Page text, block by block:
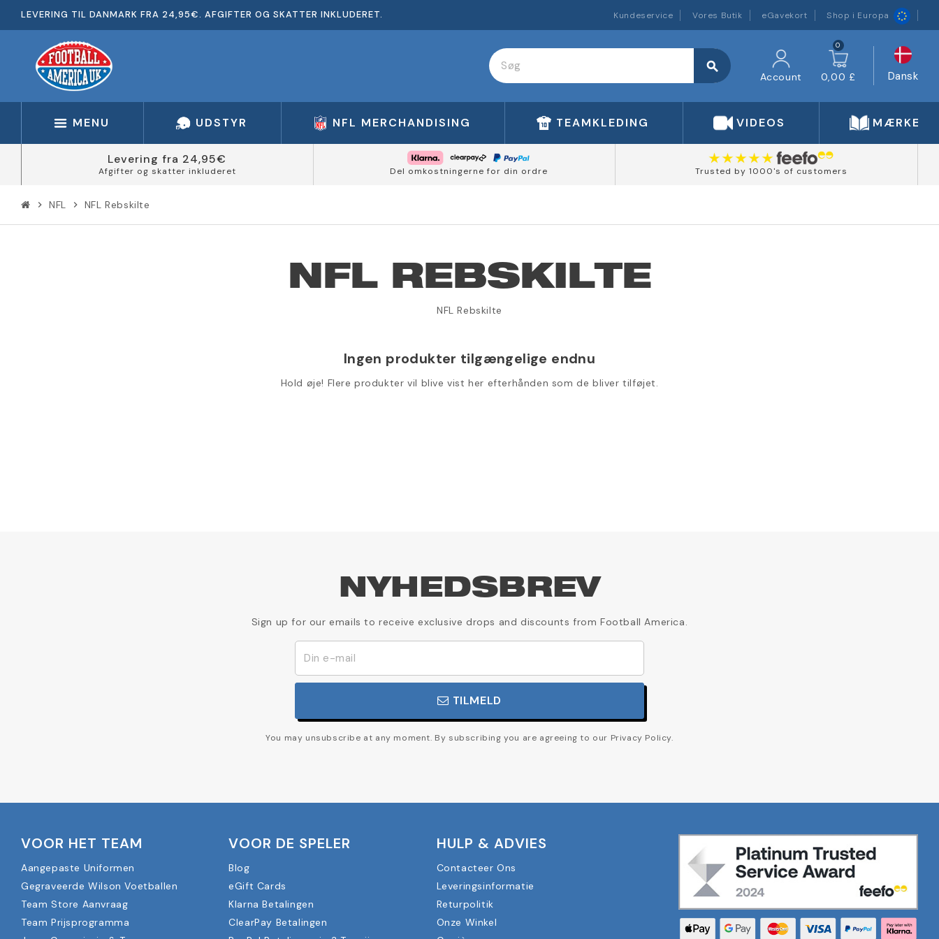
LEVERING TIL DANMARK FRA 24,95€. AFGIFTER OG SKATTER INKLUDERET. Kundeservice Vores Butik eGavekort Shop i Europa
search
Account
0
0,00 £ Dansk
MENU UDSTYR NFL MERCHANDISING TEAMKLEDING VIDEOS MÆRKER
Levering fra 24,95€
Afgifter og skatter inkluderet Del omkostningerne for din ordre Trusted by 1000's of customers
chevron_right NFL chevron_right NFL Rebskilte
NFL REBSKILTE
NFL Rebskilte
Ingen produkter tilgængelige endnu
Hold øje! Flere produkter vil blive vist her efterhånden som de bliver tilføjet.
NYHEDSBREV
Sign up for our emails to receive exclusive drops and discounts from Football America.
TILMELD
You may unsubscribe at any moment. By subscribing you are agreeing to our Privacy Policy.
VOOR HET TEAM
Aangepaste Uniformen
Gegraveerde Wilson Voetballen
Team Store Aanvraag
Team Prijsprogramma
VOOR DE SPELER
Blog
eGift Cards
Klarna Betalingen
ClearPay Betalingen
HULP & ADVIES
Contacteer Ons
Leveringsinformatie
Returpolitik
Onze Winkel